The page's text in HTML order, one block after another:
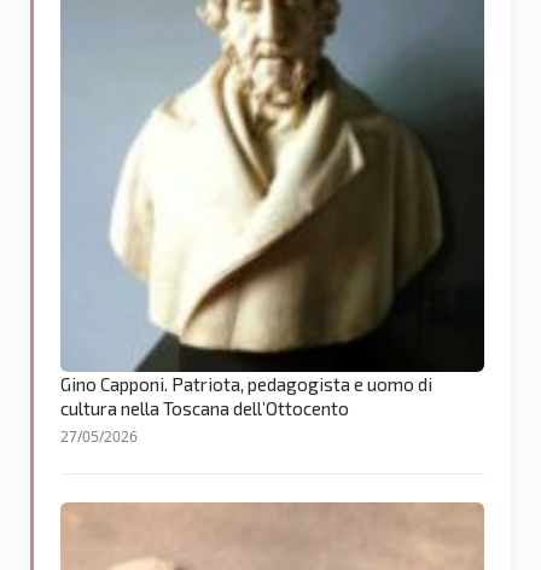
Gino Capponi. Patriota, pedagogista e uomo di
cultura nella Toscana dell’Ottocento
27/05/2026